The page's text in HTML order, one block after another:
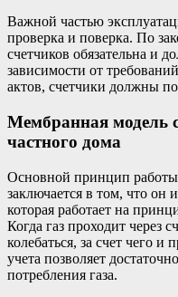
Важной частью
проверка и поверка. По
счетчиков обязательна и
зависимости от
актов, счетчики должны
Мембранная модель
частного дома
Основной принцип работы
заключается в том, что он
которая работает на
Когда газ проходит через
колебаться, за счет чего и
учета позволяет
потребления газа.